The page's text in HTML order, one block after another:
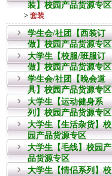
装】校园产品货源专区
> 套装
学生会/社团【西装订
做】校园产品货源专区
大学生【校服/班服订
做】校园产品货源专区
学生会/社团【晚会道
具】校园产品货源专区
大学生【运动健身系
列】校园产品货源专区
大学生【生活杂货】校
园产品货源专区
大学生【毛线】校园产
品货源专区
大学生【情侣系列】校